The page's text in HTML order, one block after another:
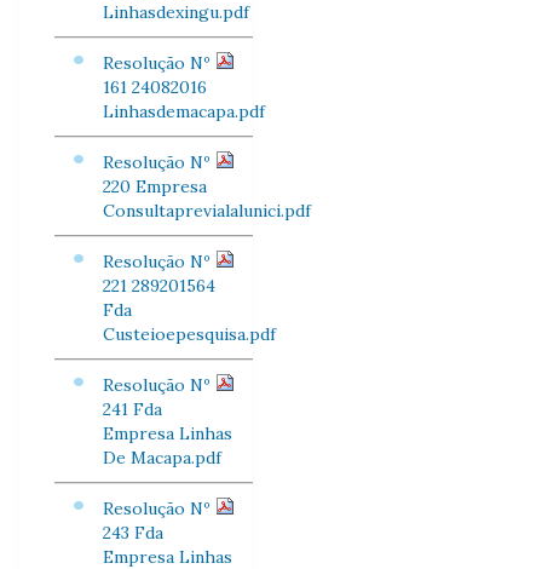
Linhasdexingu.pdf
Resolução Nº
161 24082016
Linhasdemacapa.pdf
Resolução Nº
220 Empresa
Consultaprevialalunici.pdf
Resolução Nº
221 289201564
Fda
Custeioepesquisa.pdf
Resolução Nº
241 Fda
Empresa Linhas
De Macapa.pdf
Resolução Nº
243 Fda
Empresa Linhas